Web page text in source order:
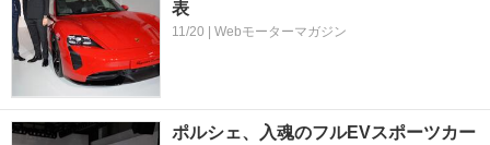
表
11/20 | Webモーターマガジン
ポルシェ、入魂のフルEVスポーツカー